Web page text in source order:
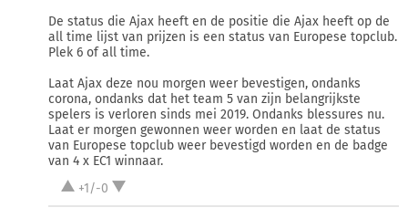
De status die Ajax heeft en de positie die Ajax heeft op de
all time lijst van prijzen is een status van Europese topclub.
Plek 6 of all time.
Laat Ajax deze nou morgen weer bevestigen, ondanks
corona, ondanks dat het team 5 van zijn belangrijkste
spelers is verloren sinds mei 2019. Ondanks blessures nu.
Laat er morgen gewonnen weer worden en laat de status
van Europese topclub weer bevestigd worden en de badge
van 4 x EC1 winnaar.
+1/-0